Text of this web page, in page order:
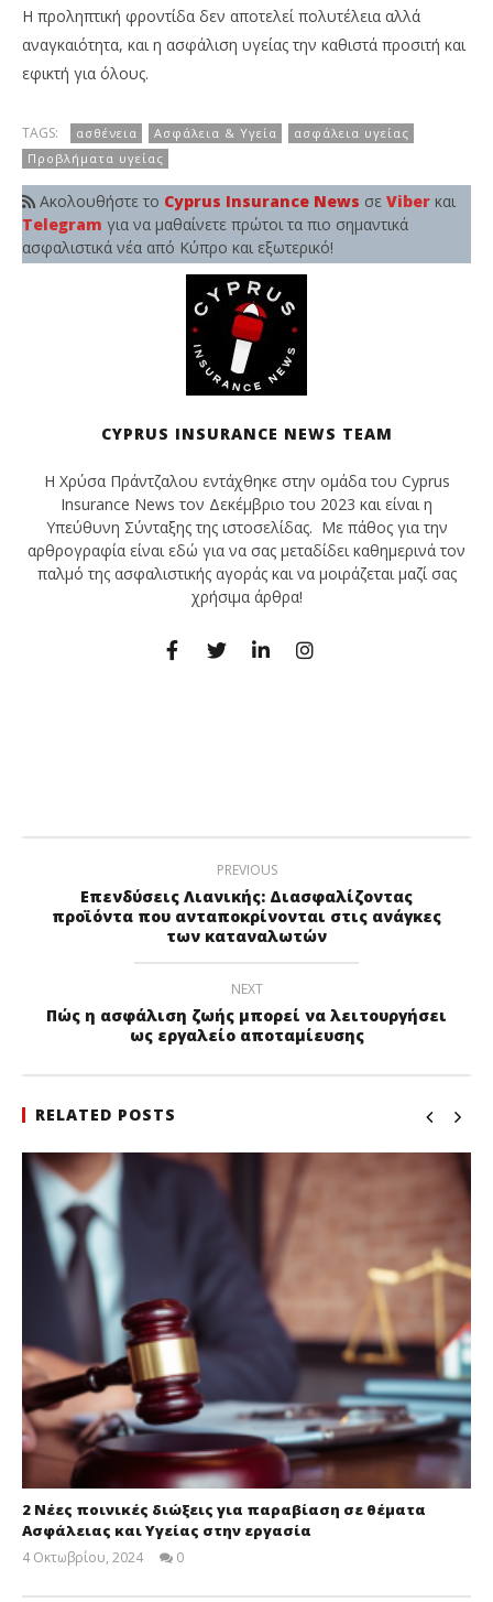
Η προληπτική φροντίδα δεν αποτελεί πολυτέλεια αλλά
αναγκαιότητα, και η ασφάλιση υγείας την καθιστά προσιτή και
εφικτή για όλους.
TAGS: ασθένεια Ασφάλεια & Υγεία
ασφάλεια υγείας
Προβλήματα υγείας
Ακολουθήστε το Cyprus Insurance News σε Viber και
Telegram για να μαθαίνετε πρώτοι τα πιο σημαντικά
ασφαλιστικά νέα από Κύπρο και εξωτερικό!
CYPRUS INSURANCE NEWS TEAM
Η Χρύσα Πράντζαλου εντάχθηκε στην ομάδα του Cyprus
Insurance News τον Δεκέμβριο του 2023 και είναι η
Υπεύθυνη Σύνταξης της ιστοσελίδας. Με πάθος για την
αρθρογραφία είναι εδώ για να σας μεταδίδει καθημερινά τον
παλμό της ασφαλιστικής αγοράς και να μοιράζεται μαζί σας
χρήσιμα άρθρα!
PREVIOUS
Επενδύσεις Λιανικής: Διασφαλίζοντας
προϊόντα που ανταποκρίνονται στις ανάγκες
των καταναλωτών
NEXT
Πώς η ασφάλιση ζωής μπορεί να λειτουργήσει
ως εργαλείο αποταμίευσης
RELATED POSTS
2 Νέες ποινικές διώξεις για παραβίαση σε θέματα
Ασφάλειας και Υγείας στην εργασία
4 Οκτωβρίου, 2024
Insurance
0